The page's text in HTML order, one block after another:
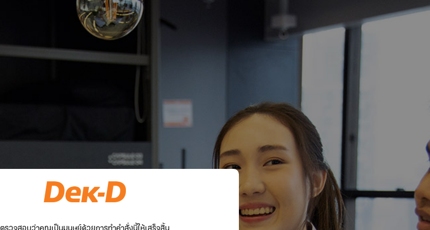
ตรวจสอบว่าคุณเป็นมนุษย์ด้วยการทำคำสั่งนี้ให้เสร็จสิ้น